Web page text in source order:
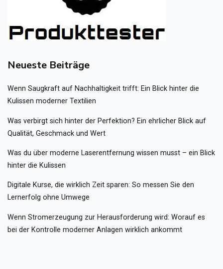
Neueste Beiträge
Wenn Saugkraft auf Nachhaltigkeit trifft: Ein Blick hinter die
Kulissen moderner Textilien
Was verbirgt sich hinter der Perfektion? Ein ehrlicher Blick auf
Qualität, Geschmack und Wert
Was du über moderne Laserentfernung wissen musst – ein Blick
hinter die Kulissen
Digitale Kurse, die wirklich Zeit sparen: So messen Sie den
Lernerfolg ohne Umwege
Wenn Stromerzeugung zur Herausforderung wird: Worauf es
bei der Kontrolle moderner Anlagen wirklich ankommt